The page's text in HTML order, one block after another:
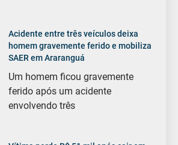
Acidente entre três veículos deixa
homem gravemente ferido e mobiliza
SAER em Araranguá
Um homem ficou gravemente
ferido após um acidente
envolvendo três